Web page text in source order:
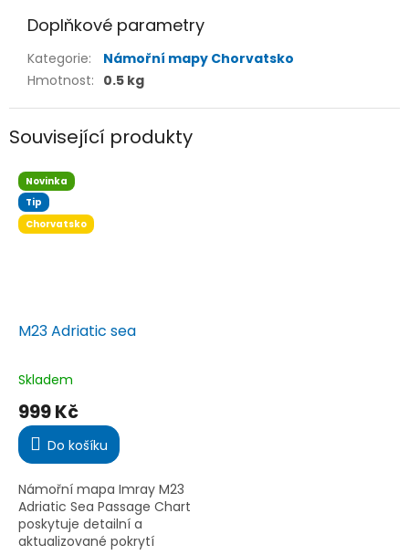
Doplňkové parametry
Kategorie:
Námořní mapy Chorvatsko
Hmotnost: 0.5 kg
Související produkty
Novinka
Tip
Chorvatsko
M23 Adriatic sea
Průměrné
hodnocení
produktu
je
5,0
5
hvězdiček.
Skladem
999 Kč
Do košíku
Námořní mapa Imray M23
Adriatic Sea Passage Chart
poskytuje detailní a
aktualizované pokrytí